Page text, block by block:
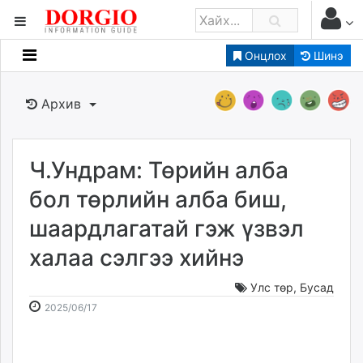
Онцлох Шинэ
Мэдээллийн
Банк санхүү
Бизнес ААН
Төрийн
Нийслэлийн
dorgio.mn
Gogo.mn
news.mn
zindaa.mn
Архив
Ч.Ундрам: Төрийн алба
бол төрлийн алба биш,
шаардлагатай гэж үзвэл
халаа сэлгээ хийнэ
Улс төр, Бусад
2025/06/17